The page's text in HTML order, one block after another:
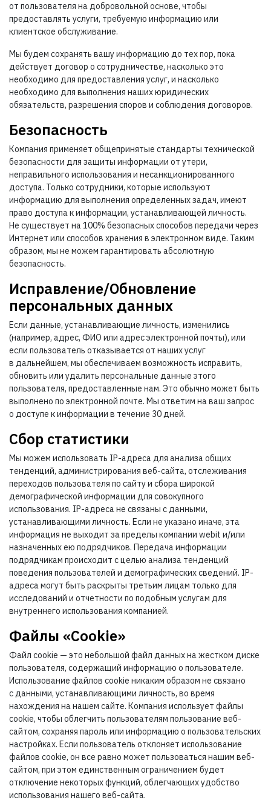
от пользователя на добровольной основе, чтобы
предоставлять услуги, требуемую информацию или
клиентское обслуживание.
Мы будем сохранять вашу информацию до тех пор, пока
действует договор о сотрудничестве, насколько это
необходимо для предоставления услуг, и насколько
необходимо для выполнения наших юридических
обязательств, разрешения споров и соблюдения договоров.
Безопасность
Компания применяет общепринятые стандарты технической
безопасности для защиты информации от утери,
неправильного использования и несанкционированного
доступа. Только сотрудники, которые используют
информацию для выполнения определенных задач, имеют
право доступа к информации, устанавливающей личность.
Не существует на 100% безопасных способов передачи через
Интернет или способов хранения в электронном виде. Таким
образом, мы не можем гарантировать абсолютную
безопасность.
Исправление/Обновление
персональных данных
Если данные, устанавливающие личность, изменились
(например, адрес, ФИО или адрес электронной почты), или
если пользователь отказывается от наших услуг
в дальнейшем, мы обеспечиваем возможность исправить,
обновить или удалить персональные данные этого
пользователя, предоставленные нам. Это обычно может быть
выполнено по электронной почте. Мы ответим на ваш запрос
о доступе к информации в течение 30 дней.
Сбор статистики
Мы можем использовать IP-адреса для анализа общих
тенденций, администрирования веб-сайта, отслеживания
переходов пользователя по сайту и сбора широкой
демографической информации для совокупного
использования. IP-адреса не связаны с данными,
устанавливающими личность. Если не указано иначе, эта
информация не выходит за пределы компании webit и/или
назначенных ею подрядчиков. Передача информации
подрядчикам происходит с целью анализа тенденций
поведения пользователей и демографических сведений. IP-
адреса могут быть раскрыты третьим лицам только для
исследований и отчетности по подобным услугам для
внутреннего использования компанией.
Файлы «Cookie»
Файл cookie — это небольшой файл данных на жестком диске
пользователя, содержащий информацию о пользователе.
Использование файлов cookie никаким образом не связано
с данными, устанавливающими личность, во время
нахождения на нашем сайте. Компания использует файлы
cookie, чтобы облегчить пользователям пользование веб-
сайтом, сохраняя пароль или информацию о пользовательских
настройках. Если пользователь отклоняет использование
файлов cookie, он все равно может пользоваться нашим веб-
сайтом, при этом единственным ограничением будет
отключение некоторых функций, облегчающих удобство
использования нашего веб-сайта.